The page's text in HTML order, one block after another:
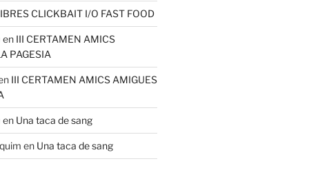
CLICKBAIT I/O FAST FOOD
en III CERTAMEN AMICS
PAGESIA
III CERTAMEN AMICS AMIGUES
en Una taca de sang
en Una taca de sang